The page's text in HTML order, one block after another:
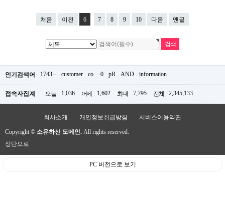
처음 이전 6 7 8 9 10 다음 맨끝
인기검색어 1743-- customer co -0 pR AND information
접속자집계 오늘 1,036 어제 1,602 최대 7,795 전체 2,345,133
회사소개 개인정보취급방침 서비스이용약관
Copyright © 소유하신 도메인. All rights reserved.
상단으로
PC 버전으로 보기